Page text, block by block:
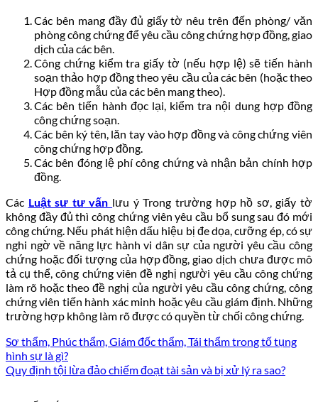
Các bên mang đầy đủ giấy tờ nêu trên đến phòng/ văn
phòng công chứng để yêu cầu công chứng hợp đồng, giao
dịch của các bên.
Công chứng kiểm tra giấy tờ (nếu hợp lệ) sẽ tiến hành
soạn thảo hợp đồng theo yêu cầu của các bên (hoặc theo
Hợp đồng mẫu của các bên mang theo).
Các bên tiến hành đọc lại, kiểm tra nội dung hợp đồng
công chứng soạn.
Các bên ký tên, lăn tay vào hợp đồng và công chứng viên
công chứng hợp đồng.
Các bên đóng lệ phí công chứng và nhận bản chính hợp
đồng.
Các Luật sư tư vấn lưu ý Trong trường hợp hồ sơ, giấy tờ
không đầy đủ thì công chứng viên yêu cầu bổ sung sau đó mới
công chứng. Nếu phát hiện dấu hiệu bị đe dọa, cưỡng ép, có sự
nghi ngờ về năng lực hành vi dân sự của người yêu cầu công
chứng hoặc đối tượng của hợp đồng, giao dịch chưa được mô
tả cụ thể, công chứng viên đề nghị người yêu cầu công chứng
làm rõ hoặc theo đề nghị của người yêu cầu công chứng, công
chứng viên tiến hành xác minh hoặc yêu cầu giám định. Những
trường hợp không làm rõ được có quyền từ chối công chứng.
Sơ thẩm, Phúc thẩm, Giám đốc thẩm, Tái thẩm trong tố tụng
hình sự là gì?
Quy định tội lừa đảo chiếm đoạt tài sản và bị xử lý ra sao?